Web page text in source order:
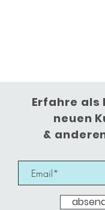
Erfahre als
neuen
&